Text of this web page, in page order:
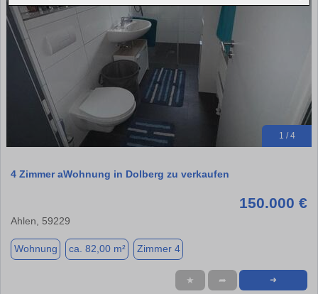
1 / 4
4 Zimmer aWohnung in Dolberg zu verkaufen
150.000 €
Ahlen, 59229
Wohnung ca. 82,00 m² Zimmer 4
★ ➦ ➜